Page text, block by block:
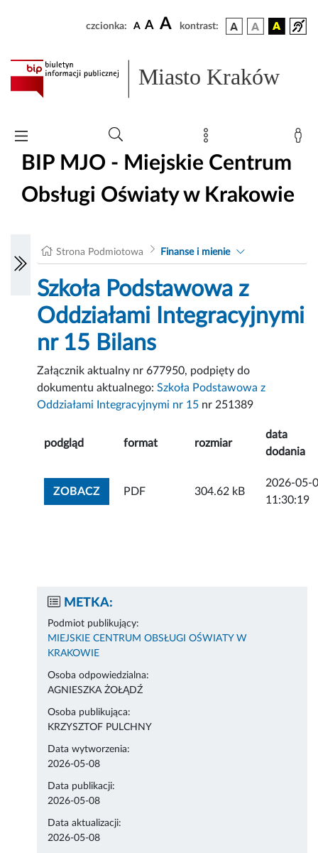
czcionka: A A A kontrast:
Miasto Kraków
BIP MJO - Miejskie Centrum
Obsługi Oświaty w Krakowie
Strona Podmiotowa Finanse i mienie
Szkoła Podstawowa z
Oddziałami Integracyjnymi
nr 15 Bilans
Załącznik aktualny nr 677950, podpięty do
dokumentu aktualnego:Szkoła Podstawowa z
Oddziałami Integracyjnymi nr 15 nr 251389
podgląd format rozmiar
data
dodania
ZOBACZZOBACZ ZAŁĄCZNIK
PDF 304.62 kB
2026-05-
11:30:19
METKA:
Podmiot publikujący:
MIEJSKIE CENTRUM OBSŁUGI OŚWIATY W
KRAKOWIE
Osoba odpowiedzialna:
AGNIESZKA ŻOŁĄDŹ
Osoba publikująca:
KRZYSZTOF PULCHNY
Data wytworzenia:
2026-05-08
Data publikacji:
2026-05-08
Data aktualizacji:
2026-05-08